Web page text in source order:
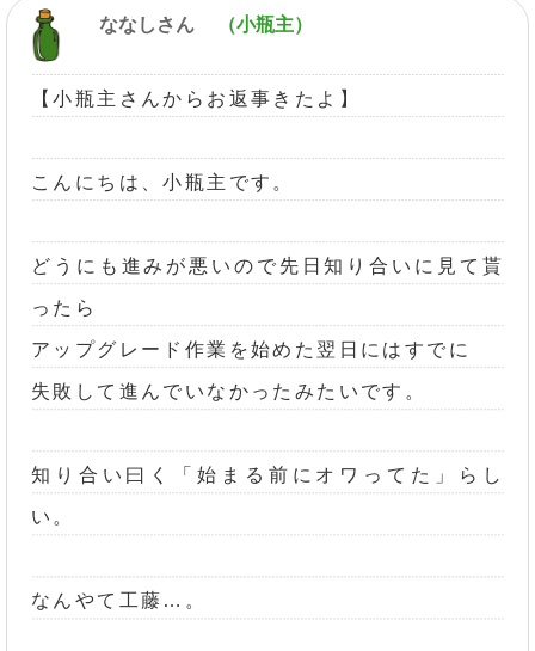
ななしさん （小瓶主）
【小瓶主さんからお返事きたよ】
こんにちは、小瓶主です。
どうにも進みが悪いので先日知り合いに見て貰
ったら
アップグレード作業を始めた翌日にはすでに
失敗して進んでいなかったみたいです。
知り合い曰く「始まる前にオワってた」らし
い。
なんやて工藤…。